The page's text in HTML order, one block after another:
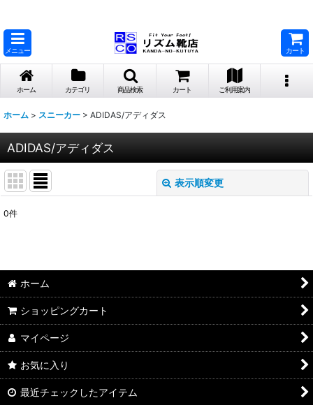
メニュー カート
ホーム カテゴリ 商品検索 カート ご利用案内
ホーム > スニーカー > ADIDAS/アディダス
ADIDAS/アディダス
表示順変更
絞り込む
0件
ホーム
ショッピングカート
マイページ
お気に入り
最近チェックしたアイテム